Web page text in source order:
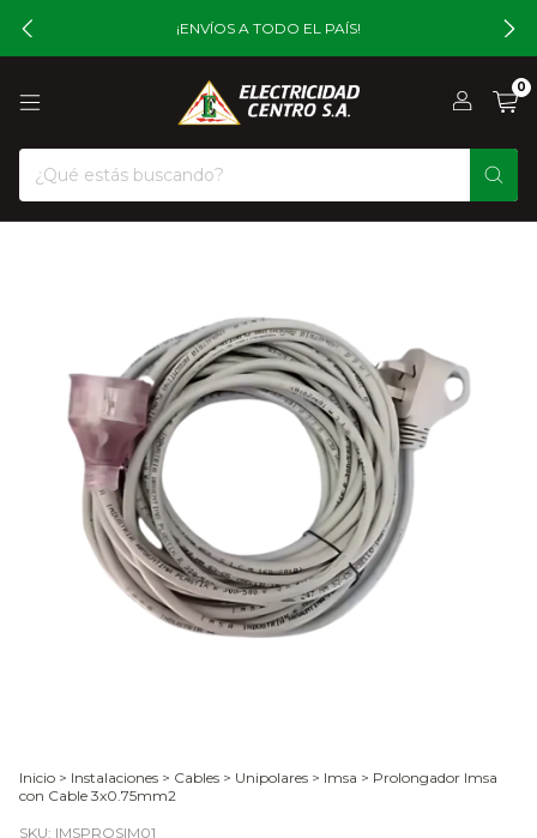
¡ENVÍOS A TODO EL PAÍS!
0
Inicio > Instalaciones > Cables > Unipolares > Imsa > Prolongador Imsa
con Cable 3x0.75mm2
SKU: IMSPROSIM01